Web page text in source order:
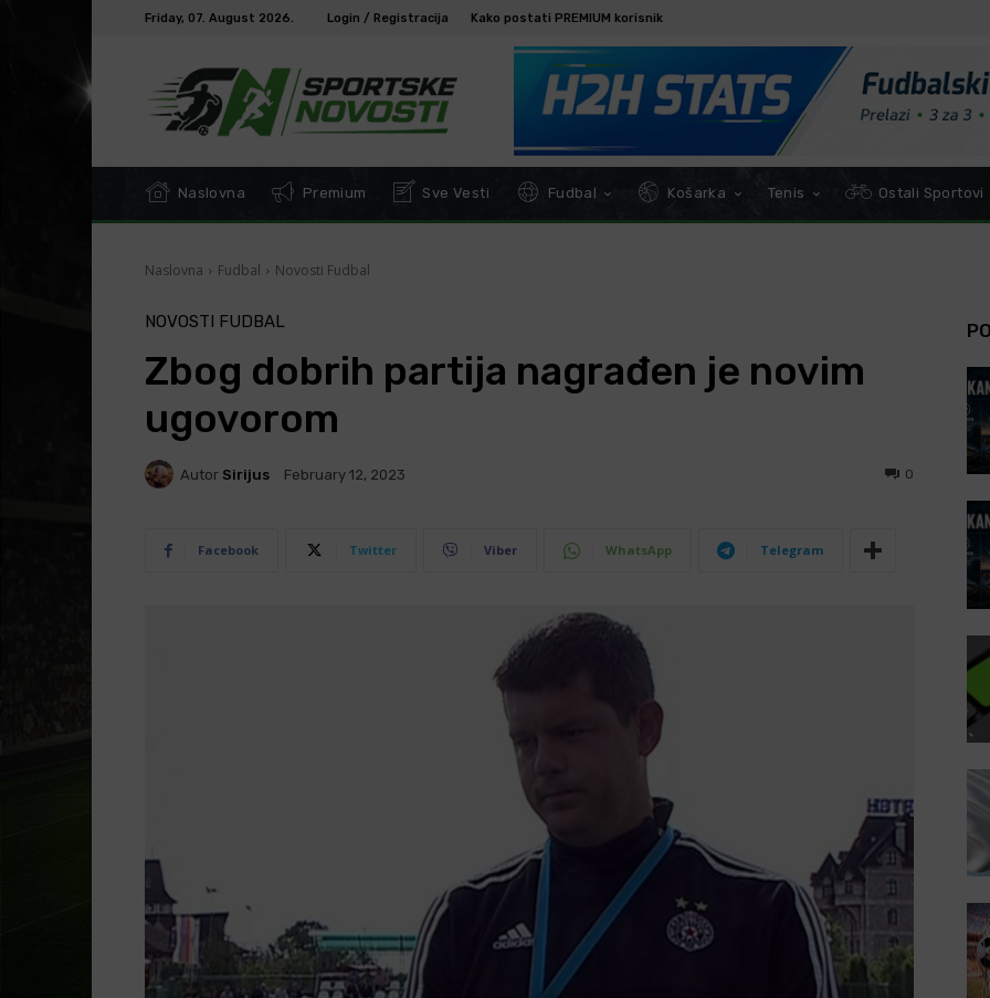
Friday, 07. August 2026. Login / Registracija Kako postati PREMIUM korisnik
Naslovna Premium Sve Vesti Fudbal Košarka Tenis Ostali Sportovi
Naslovna Fudbal Novosti Fudbal
NOVOSTI FUDBAL
Zbog dobrih partija nagrađen je novim
ugovorom
Autor Sirijus February 12, 2023 0
Facebook Twitter Viber WhatsApp Telegram